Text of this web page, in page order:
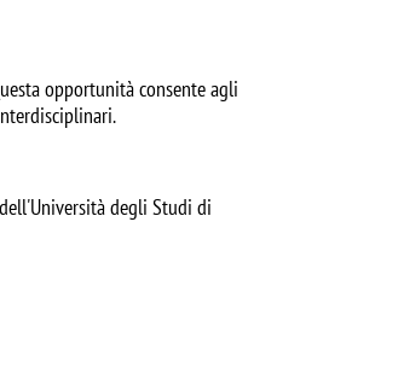
opportunità consente agli
degli Studi di